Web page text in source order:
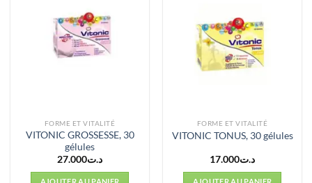
FORME ET VITALITÉ
VITONIC GROSSESSE, 30
gélules
د.ت27.000
FORME ET VITALITÉ
VITONIC TONUS, 30 gélules
د.ت17.000